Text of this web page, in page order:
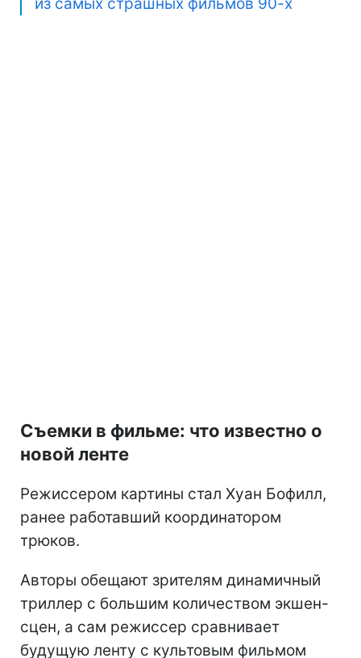
Съемки в фильме: что известно о
новой ленте
Режиссером картины стал Хуан Бофилл,
ранее работавший координатором
трюков.
Авторы обещают зрителям динамичный
триллер с большим количеством экшен-
сцен, а сам режиссер сравнивает
будущую ленту с культовым фильмом